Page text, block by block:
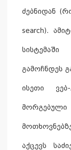
ძებნიდან
search).
გამოჩნდეს
ისეთი
აქცევს